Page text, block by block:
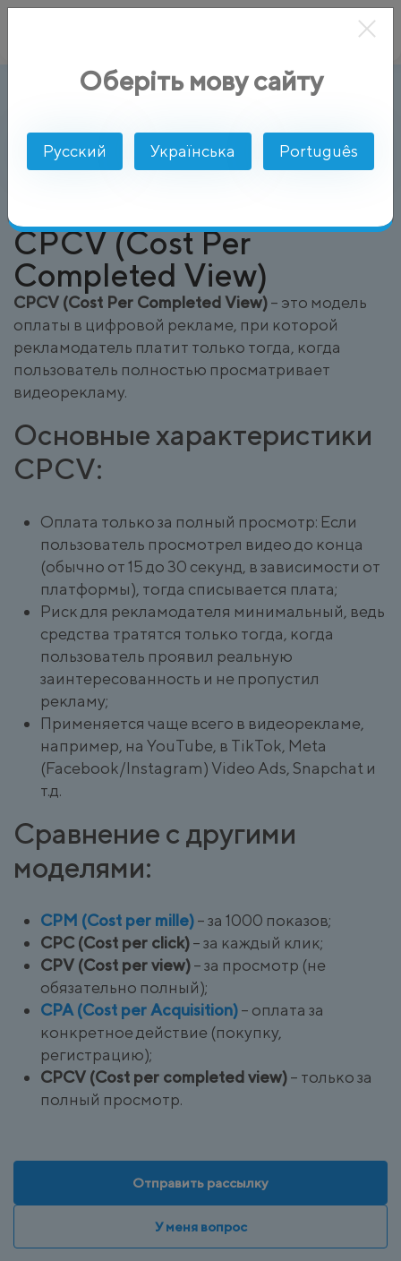
Глоссарий CPCV (Cost Per Completed View)
CPCV (Cost Per
Completed View)
CPCV (Cost Per Completed View)– это модель
оплаты в цифровой рекламе, при которой
рекламодатель платит только тогда, когда
пользователь полностью просматривает
видеорекламу.
Основные характеристики
CPCV:
Оплата только за полный просмотр: Если
пользователь просмотрел видео до конца
(обычно от 15 до 30 секунд, в зависимости от
платформы), тогда списывается плата;
Риск для рекламодателя минимальный, ведь
средства тратятся только тогда, когда
пользователь проявил реальную
заинтересованность и не пропустил
рекламу;
Применяется чаще всего в видеорекламе,
например, на YouTube, в TikTok, Meta
(Facebook/Instagram) Video Ads, Snapchat и
т.д.
Сравнение с другими
моделями:
CPM (Cost per mille)– за 1000 показов;
CPC (Cost per click)– за каждый клик;
CPV (Cost per view)– за просмотр (не
обязательно полный);
CPA (Cost per Acquisition)– оплата за
конкретное действие (покупку,
регистрацию);
CPCV (Cost per completed view)– только за
полный просмотр.
Отправить рассылку
У меня вопрос
Оберіть мову сайту
Русский Українська Português